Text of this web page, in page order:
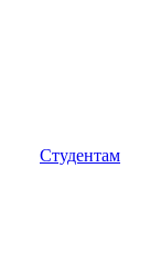
Студентам